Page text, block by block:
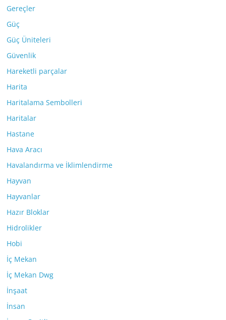
Gereçler
Güç
Güç Üniteleri
Güvenlik
Hareketli parçalar
Harita
Haritalama Sembolleri
Haritalar
Hastane
Hava Aracı
Havalandırma ve İklimlendirme
Hayvan
Hayvanlar
Hazır Bloklar
Hidrolikler
Hobi
İç Mekan
İç Mekan Dwg
İnşaat
İnsan